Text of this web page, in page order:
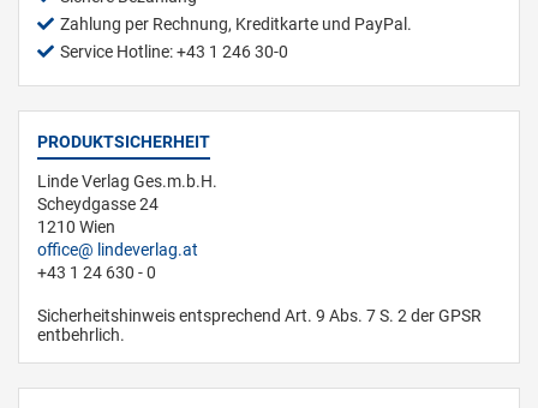
Zahlung per Rechnung, Kreditkarte und PayPal.
Service Hotline: +43 1 246 30-0
PRODUKTSICHERHEIT
Linde Verlag Ges.m.b.H.
Scheydgasse 24
1210 Wien
office
lindeverlag.at
+43 1 24 630 - 0
Sicherheitshinweis entsprechend Art. 9 Abs. 7 S. 2 der GPSR
entbehrlich.